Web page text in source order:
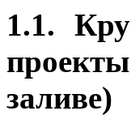
1.1.
заливе)